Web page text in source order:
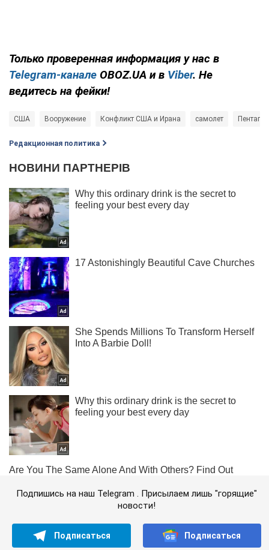
Только проверенная информация у нас в
Telegram-канале OBOZ.UA и в Viber. Не
ведитесь на фейки!
США Вооружение Конфликт США и Ирана самолет Пентагон
Редакционная политика
Подпишись на наш Telegram . Присылаем лишь "горящие"
новости!
Подписаться Подписаться